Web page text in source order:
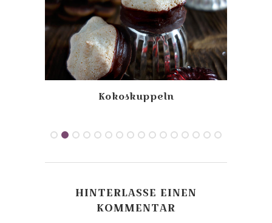
Kokoskuppeln
HINTERLASSE EINEN
KOMMENTAR